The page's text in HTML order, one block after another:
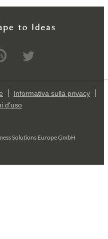
Informativa sulla privacy
d'uso
Solutions Europe GmbH